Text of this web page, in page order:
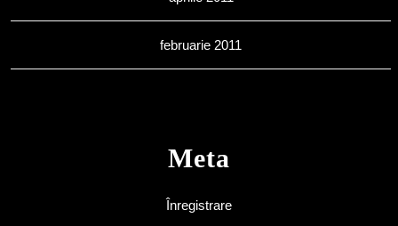
februarie 2011
Meta
Înregistrare